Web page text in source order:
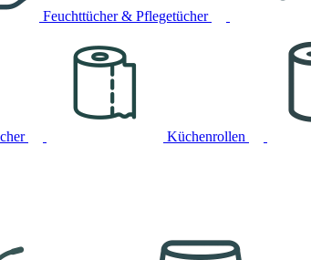
Feuchttücher & Pflegetücher
Küchenrollen